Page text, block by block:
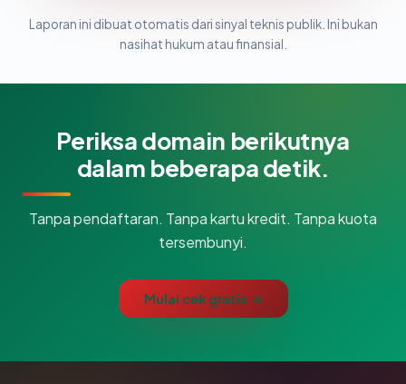
Laporan ini dibuat otomatis dari sinyal teknis publik. Ini bukan
nasihat hukum atau finansial.
Periksa domain berikutnya
dalam beberapa detik.
Tanpa pendaftaran. Tanpa kartu kredit. Tanpa kuota
tersembunyi.
Mulai cek gratis →